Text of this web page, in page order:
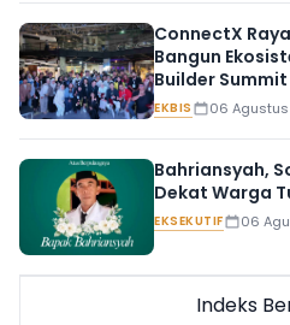
ConnectX
Bangun
Builder
EKBIS 06
Bahriansyah,
Dekat Warga
EKSEKUTIF 06
Indeks